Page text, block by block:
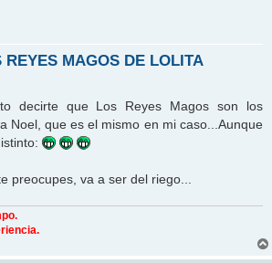
REYES MAGOS DE LOLITA
decirte que Los Reyes Magos son los
Noel, que es el mismo en mi caso...Aunque
preocupes, va a ser del riego...